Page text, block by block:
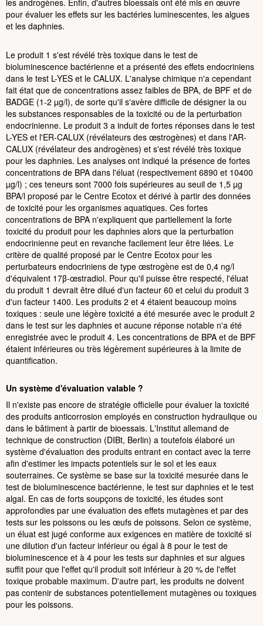
pour évaluer les effets sur les bactéries luminescentes, les algues
et les daphnies.
Le produit 1 s'est révélé très toxique dans le test de
bioluminescence bactérienne et a présenté des effets endocriniens
dans le test L-YES et le CALUX. L'analyse chimique n'a cependant
fait état que de concentrations assez faibles de BPA, de BPF et de
BADGE (1-2 µg/l), de sorte qu'il s'avère difficile de désigner la ou
les substances responsables de la toxicité ou de la perturbation
endocrinienne. Le produit 3 a induit de fortes réponses dans le test
L-YES et l'ER-CALUX (révélateurs des œstrogènes) et dans l'AR-
CALUX (révélateur des androgènes) et s'est révélé très toxique
pour les daphnies. Les analyses ont indiqué la présence de fortes
concentrations de BPA dans l'éluat (respectivement 6890 et 10400
µg/l) ; ces teneurs sont 7000 fois supérieures au seuil de 1,5 µg
BPA/l proposé par le Centre Ecotox et dérivé à partir des données
de toxicité pour les organismes aquatiques. Ces fortes
concentrations de BPA n'expliquent que partiellement la forte
toxicité du produit pour les daphnies alors que la perturbation
endocrinienne peut en revanche facilement leur être liées. Le
critère de qualité proposé par le Centre Ecotox pour les
perturbateurs endocriniens de type œstrogène est de 0,4 ng/l
d'équivalent 17β-œstradiol. Pour qu'il puisse être respecté, l'éluat
du produit 1 devrait être dilué d'un facteur 60 et celui du produit 3
d'un facteur 1400. Les produits 2 et 4 étaient beaucoup moins
toxiques : seule une légère toxicité a été mesurée avec le produit 2
dans le test sur les daphnies et aucune réponse notable n'a été
enregistrée avec le produit 4. Les concentrations de BPA et de BPF
étaient inférieures ou très légèrement supérieures à la limite de
quantification.
Un système d'évaluation valable ?
Il n'existe pas encore de stratégie officielle pour évaluer la toxicité
des produits anticorrosion employés en construction hydraulique ou
dans le bâtiment à partir de bioessais. L'Institut allemand de
technique de construction (DIBt, Berlin) a toutefois élaboré un
système d'évaluation des produits entrant en contact avec la terre
afin d'estimer les impacts potentiels sur le sol et les eaux
souterraines. Ce système se base sur la toxicité mesurée dans le
test de bioluminescence bactérienne, le test sur daphnies et le test
algal. En cas de forts soupçons de toxicité, les études sont
approfondies par une évaluation des effets mutagènes et par des
tests sur les poissons ou les œufs de poissons. Selon ce système,
un éluat est jugé conforme aux exigences en matière de toxicité si
une dilution d'un facteur inférieur ou égal à 8 pour le test de
bioluminescence et à 4 pour les tests sur daphnies et sur algues
suffit pour que l'effet qu'il produit soit inférieur à 20 % de l'effet
toxique probable maximum. D'autre part, les produits ne doivent
pas contenir de substances potentiellement mutagènes ou toxiques
pour les poissons.